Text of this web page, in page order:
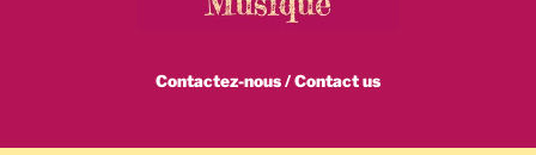
Contactez-nous / Contact us